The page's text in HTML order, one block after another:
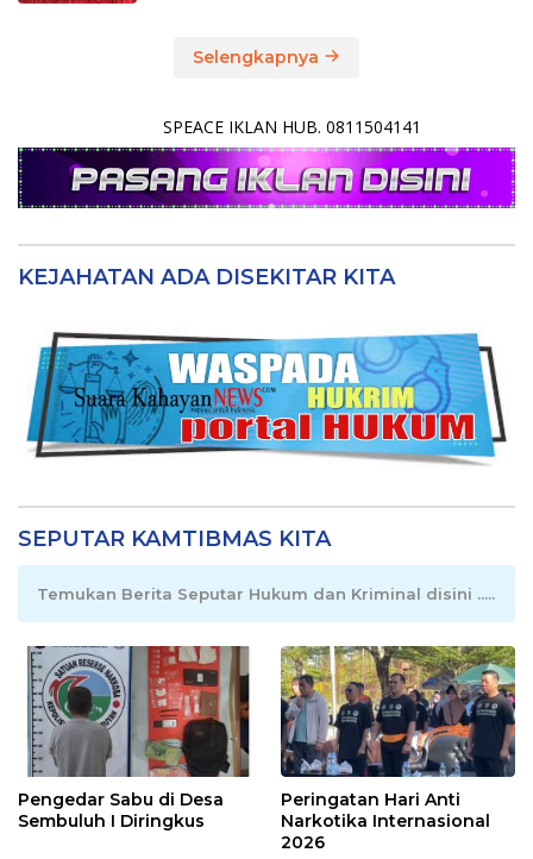
Selengkapnya
SPEACE IKLAN HUB. 0811504141
KEJAHATAN ADA DISEKITAR KITA
SEPUTAR KAMTIBMAS KITA
Temukan Berita Seputar Hukum dan Kriminal disini .....
Pengedar Sabu di Desa
Sembuluh I Diringkus
Peringatan Hari Anti
Narkotika Internasional
2026